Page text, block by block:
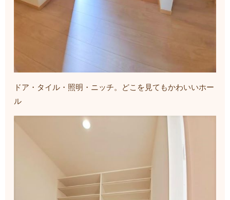
ドア・タイル・照明・ニッチ。どこを見てもかわいいホー
ル